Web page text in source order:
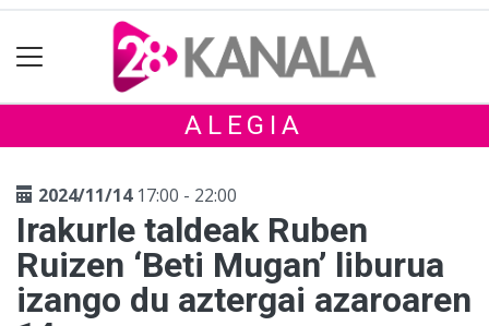
ALEGIA
2024/11/1417:00 - 22:00
Irakurle taldeak Ruben
Ruizen ‘Beti Mugan’ liburua
izango du aztergai azaroaren